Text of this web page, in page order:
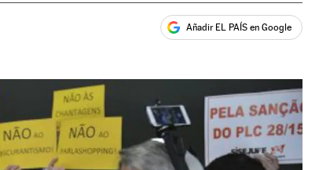
Añadir EL PAÍS en Google